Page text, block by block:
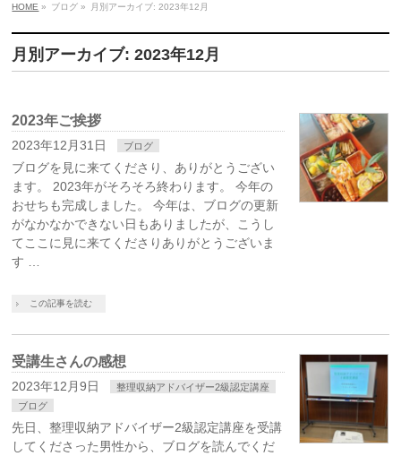
HOME » ブログ » 月別アーカイブ: 2023年12月
月別アーカイブ: 2023年12月
2023年ご挨拶
2023年12月31日 ブログ
ブログを見に来てくださり、ありがとうござい
ます。 2023年がそろそろ終わります。 今年の
おせちも完成しました。 今年は、ブログの更新
がなかなかできない日もありましたが、こうし
てここに見に来てくださりありがとうございま
す …
この記事を読む
受講生さんの感想
2023年12月9日
整理収納アドバイザー2級認定講座
ブログ
先日、整理収納アドバイザー2級認定講座を受講
してくださった男性から、ブログを読んでくだ